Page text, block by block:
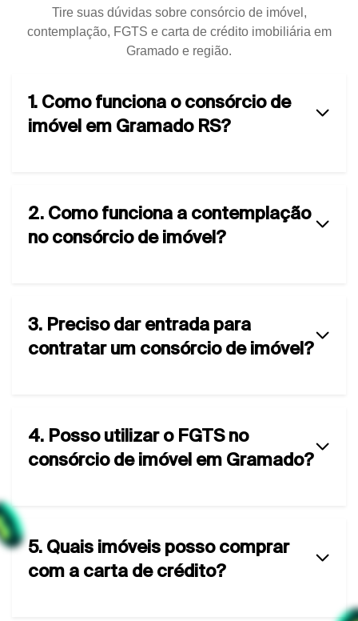
Tire suas dúvidas sobre consórcio de imóvel,
contemplação, FGTS e carta de crédito imobiliária em
Gramado e região.
1. Como funciona o consórcio de
imóvel em Gramado RS?
2. Como funciona a contemplação
no consórcio de imóvel?
3. Preciso dar entrada para
contratar um consórcio de imóvel?
4. Posso utilizar o FGTS no
consórcio de imóvel em Gramado?
5. Quais imóveis posso comprar
com a carta de crédito?